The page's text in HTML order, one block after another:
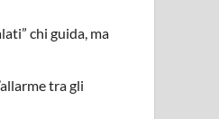
chi guida, ma
tra gli